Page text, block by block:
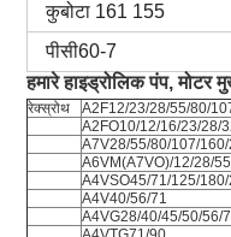
कुबोटा 161 155
पीसी60-7
हमारे हाइड्रोलिक पंप, मोटर
रेक्स्रोथ
A2F12/23/28/55/80/
A2FO10/12/16/23/28/
A7V28/55/80/107/
A6VM(A7VO)/12/28/
A4VSO45/71/125/
A4V40/56/71
A4VG28/40/45/50/56/